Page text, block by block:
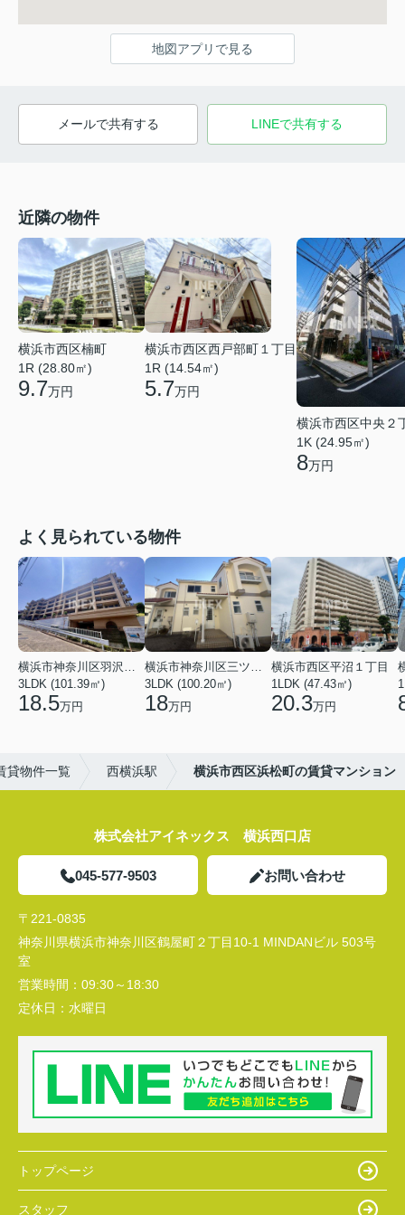
地図アプリで見る
メールで共有する LINEで共有する
近隣の物件
横浜市西区楠町
1R (28.80㎡)
9.7万円
横浜市西区西戸部町１丁目
1R (14.54㎡)
5.7万円
横浜市西区中央２
1K (24.95㎡)
8万円
よく見られている物件
横浜市神奈川区羽沢南１丁目
3LDK (101.39㎡)
18.5万円
横浜市神奈川区三ツ沢上町
3LDK (100.20㎡)
18万円
横浜市西区平沼１丁目
1LDK (47.43㎡)
20.3万円
貸物件一覧 西横浜駅 横浜市西区浜松町の賃貸マンション
株式会社アイネックス 横浜西口店
045-577-9503 お問い合わせ
〒221-0835
神奈川県横浜市神奈川区鶴屋町２丁目10-1 MINDANビル 503号
室
営業時間： 09:30～18:30
定休日： 水曜日
トップページ
スタッフ